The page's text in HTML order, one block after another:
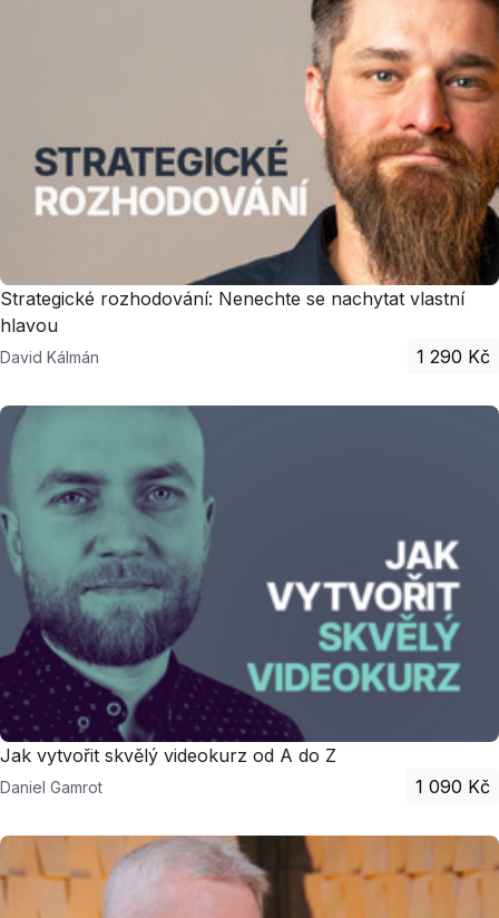
Strategické rozhodování: Nenechte se nachytat vlastní
hlavou
David Kálmán 1 290 Kč
Jak vytvořit skvělý videokurz od A do Z
Daniel Gamrot 1 090 Kč